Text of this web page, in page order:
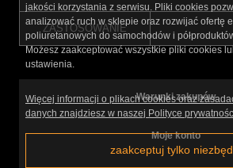
ZASTOSOWANIE
Warunki zakupów
Moje konto
jakości korzystania z serwisu. Pliki cookies
analizować ruch w sklepie oraz rozwijać ofertę
poliuretanowych do samochodów i
Możesz zaakceptować wszystkie pliki cookies
ustawienia.
Więcej informacji o plikach cookies oraz
danych znajdziesz w naszej Polityce
zaakceptuj tylko